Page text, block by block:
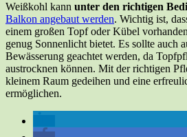
Weißkohl kann unter den richtigen
Balkon angebaut werden. Wichtig ist,
einem großen Topf oder Kübel
genug Sonnenlicht bietet. Es sollte auch
Bewässerung geachtet werden, da
austrocknen können. Mit der richtigen
kleinem Raum gedeihen und eine
ermöglichen.